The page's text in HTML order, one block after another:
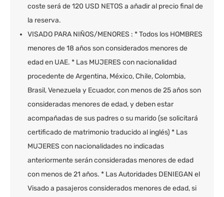
coste será de 120 USD NETOS a añadir al precio final de
la reserva.
VISADO PARA NIÑOS/MENORES : * Todos los HOMBRES
menores de 18 años son considerados menores de
edad en UAE. * Las MUJERES con nacionalidad
procedente de Argentina, México, Chile, Colombia,
Brasil, Venezuela y Ecuador, con menos de 25 años son
consideradas menores de edad, y deben estar
acompañadas de sus padres o su marido (se solicitará
certificado de matrimonio traducido al inglés) * Las
MUJERES con nacionalidades no indicadas
anteriormente serán consideradas menores de edad
con menos de 21 años. * Las Autoridades DENIEGAN el
Visado a pasajeros considerados menores de edad, si